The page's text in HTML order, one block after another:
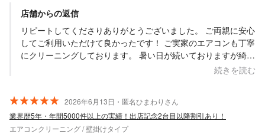
店舗からの返信
リピートしてくださりありがとうございました。 ご両親に安心
してご利用いただけて良かったです！ ご実家のエアコンも丁寧
にクリーニングしております。 暑い日が続いておりますが綺麗
続きを読む
2026年6月13日・匿名ひまわりさん
業界歴5年・年間5000件以上の実績！出店記念2台目以降割引あり！
エアコンクリーニング / 壁掛けタイプ